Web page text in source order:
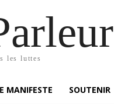
les luttes
MANIFESTE SOUTENIR